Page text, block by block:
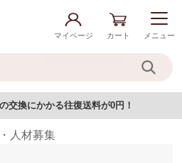
マイページ カート メニュー
交換にかかる往復送料が0円！
人材募集